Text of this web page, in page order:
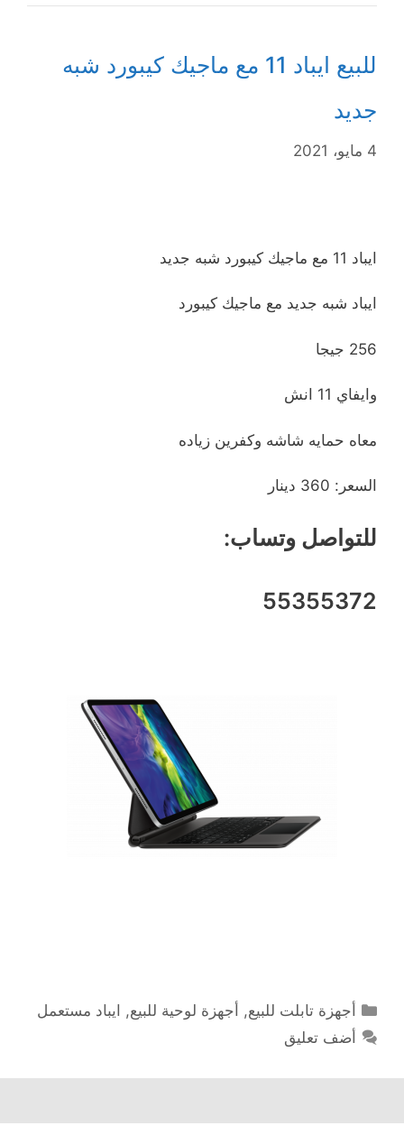
للبيع ايباد 11 مع ماجيك كيبورد شبه
جديد
4 مايو، 2021
ايباد 11 مع ماجيك كيبورد شبه جديد
ايباد شبه جديد مع ماجيك كيبورد
256 جيجا
وايفاي 11 انش
معاه حمايه شاشه وكفرين زياده
السعر: 360 دينار
للتواصل وتساب:
55355372
التصنيفات
أجهزة تابلت للبيع, أجهزة لوحية للبيع, ايباد مستعمل
أضف تعليق